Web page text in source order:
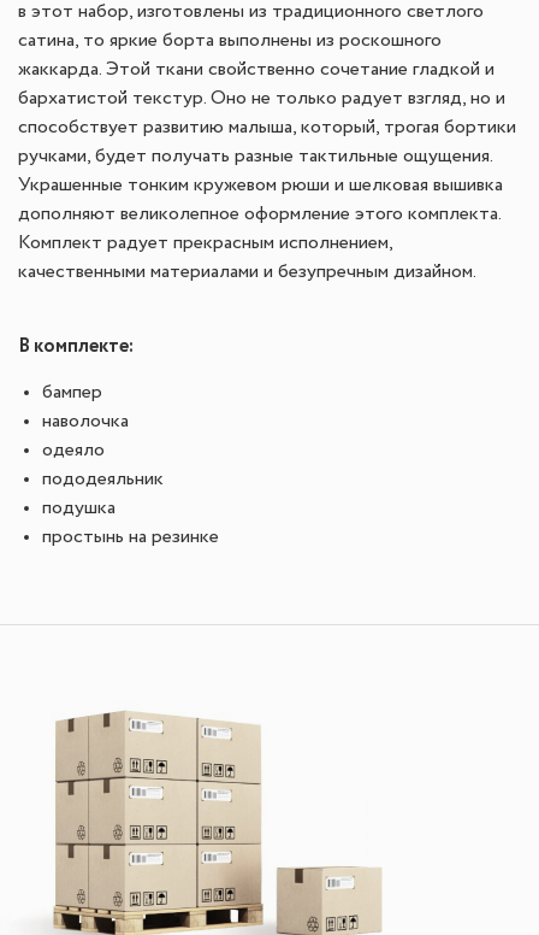
в этот набор, изготовлены из традиционного светлого
сатина, то яркие борта выполнены из роскошного
жаккарда. Этой ткани свойственно сочетание гладкой и
бархатистой текстур. Оно не только радует взгляд, но и
способствует развитию малыша, который, трогая бортики
ручками, будет получать разные тактильные ощущения.
Украшенные тонким кружевом рюши и шелковая вышивка
дополняют великолепное оформление этого комплекта.
Комплект радует прекрасным исполнением,
качественными материалами и безупречным дизайном.
В комплекте:
бампер
наволочка
одеяло
пододеяльник
подушка
простынь на резинке